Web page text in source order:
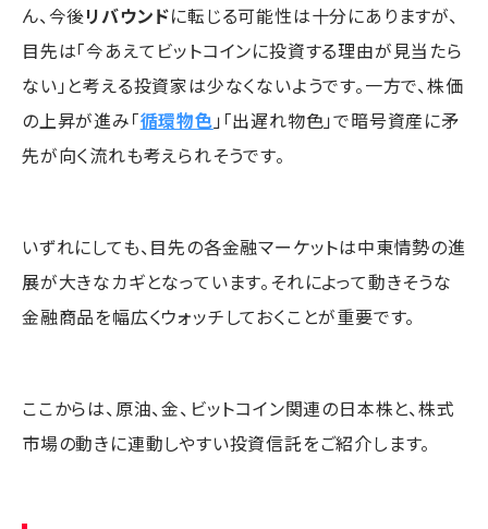
ん、今後リバウンドに転じる可能性は十分にありますが、
目先は「今あえてビットコインに投資する理由が見当たら
ない」と考える投資家は少なくないようです。一方で、株価
の上昇が進み「循環物色 」「出遅れ物色」で暗号資産に矛
先が向く流れも考えられそうです。
いずれにしても、目先の各金融マーケットは中東情勢の進
展が大きなカギとなっています。それによって動きそうな
金融商品を幅広くウォッチしておくことが重要です。
ここからは、原油、金、ビットコイン関連の日本株と、株式
市場の動きに連動しやすい投資信託をご紹介します。